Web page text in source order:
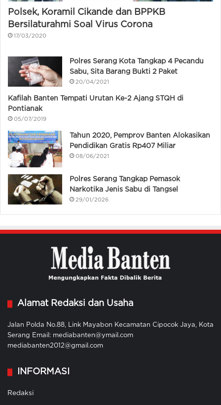
Polsek, Koramil Cikande dan BPPKB
Bersilaturahmi Soal Virus Corona
17/03/2020
Polres Serang Kota Tangkap 4 Pecandu
Sabu, Sita Barang Bukti 2 Paket
20/04/2021
Kafilah Banten Tempati Urutan Ke-2 Ajang STQH di
Pontianak
05/07/2019
Tahun 2020, Pemprov Banten Alokasikan
Pendidikan Gratis Rp407 Miliar
08/06/2021
Polres Serang Tangkap Pemasok
Narkotika Jenis Sabu di Tangsel
29/01/2026
Alamat Redaksi dan Usaha
Jalan Polda No.88, Link Mayabon Kecamatan Cipocok Jaya, Kota
Serang Email: mediabanten@ymail.com
mediabanten2012@gmail.com
INFORMASI
Redaksi